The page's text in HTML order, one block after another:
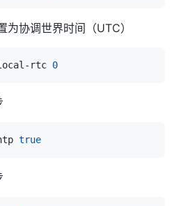
协调世界时间（UTC）
rtc 0
true